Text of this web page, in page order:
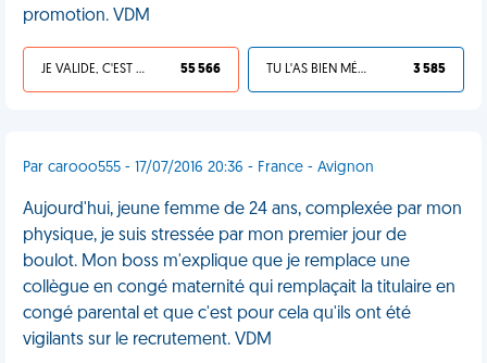
promotion. VDM
JE VALIDE, C'EST UNE VDM 55 566 TU L'AS BIEN MÉRITÉ 3 585
Par carooo555 - 17/07/2016 20:36 - France - Avignon
Aujourd'hui, jeune femme de 24 ans, complexée par mon
physique, je suis stressée par mon premier jour de
boulot. Mon boss m'explique que je remplace une
collègue en congé maternité qui remplaçait la titulaire en
congé parental et que c'est pour cela qu'ils ont été
vigilants sur le recrutement. VDM